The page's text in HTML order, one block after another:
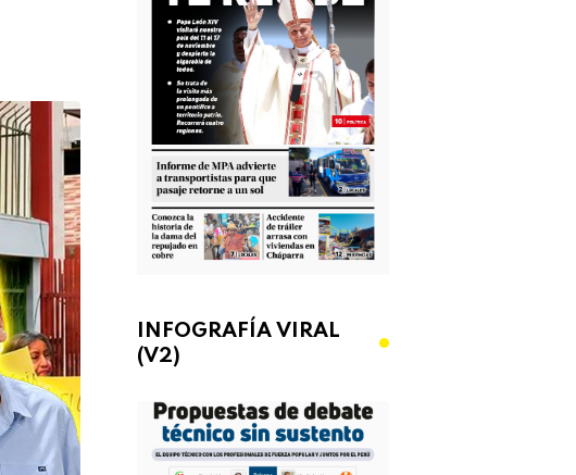
INFOGRAFÍA VIRAL
(V2)